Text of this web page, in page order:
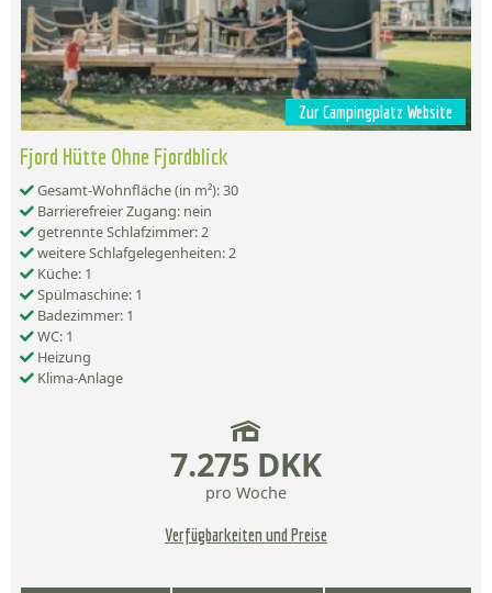
Zur Campingplatz Website
Fjord Hütte Ohne Fjordblick
Gesamt-Wohnfläche (in m²): 30
Barrierefreier Zugang: nein
getrennte Schlafzimmer: 2
weitere Schlafgelegenheiten: 2
Küche: 1
Spülmaschine: 1
Badezimmer: 1
WC: 1
Heizung
Klima-Anlage
7.275 DKK
pro Woche
Verfügbarkeiten und Preise